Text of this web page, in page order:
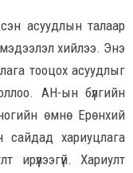
асуудлын талаар
хийлээ. Энэ
тооцох асуудлыг
АН-ын бүлгийн
өмнө Ерөнхий
сайдад хариуцлага
Хариулт